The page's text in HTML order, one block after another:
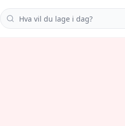
Søk i oppskrifter